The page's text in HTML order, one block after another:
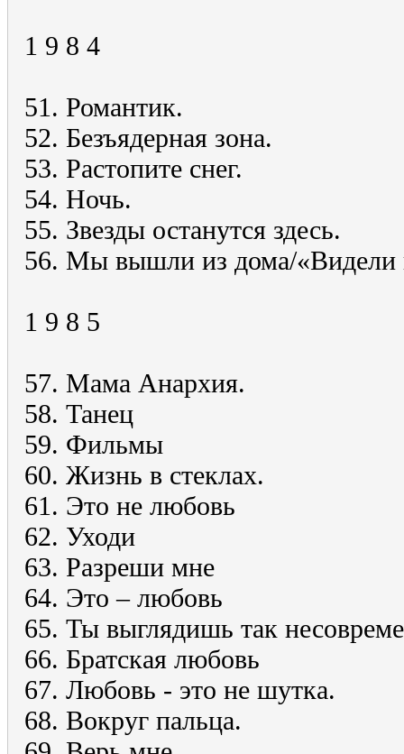
1 9 8 4
51. Романтик.
52. Безъядерная зона.
53. Растопите снег.
54. Hочь.
55. Звезды останутся здесь.
56. Мы вышли из дома/«Видели
1 9 8 5
57. Мама Анархия.
58. Танец
59. Фильмы
60. Жизнь в стеклах.
61. Это не любовь
62. Уходи
63. Разреши мне
64. Это – любовь
65. Ты выглядишь так
66. Братская любовь
67. Любовь - это не шутка.
68. Вокруг пальца.